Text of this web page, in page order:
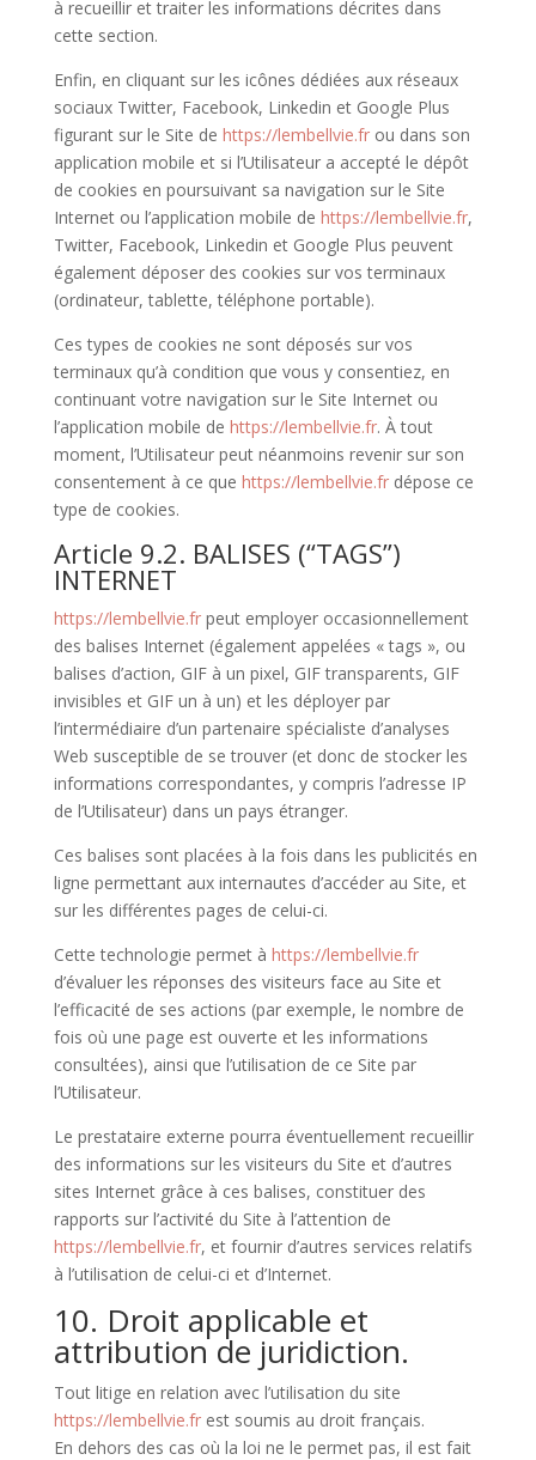
à recueillir et traiter les informations décrites dans
cette section.
Enfin, en cliquant sur les icônes dédiées aux réseaux
sociaux Twitter, Facebook, Linkedin et Google Plus
figurant sur le Site de https://lembellvie.frou dans son
application mobile et si l’Utilisateur a accepté le dépôt
de cookies en poursuivant sa navigation sur le Site
Internet ou l’application mobile de https://lembellvie.fr,
Twitter, Facebook, Linkedin et Google Plus peuvent
également déposer des cookies sur vos terminaux
(ordinateur, tablette, téléphone portable).
Ces types de cookies ne sont déposés sur vos
terminaux qu’à condition que vous y consentiez, en
continuant votre navigation sur le Site Internet ou
l’application mobile de https://lembellvie.fr. À tout
moment, l’Utilisateur peut néanmoins revenir sur son
consentement à ce que https://lembellvie.frdépose ce
type de cookies.
Article 9.2. BALISES (“TAGS”)
INTERNET
https://lembellvie.frpeut employer occasionnellement
des balises Internet (également appelées « tags », ou
balises d’action, GIF à un pixel, GIF transparents, GIF
invisibles et GIF un à un) et les déployer par
l’intermédiaire d’un partenaire spécialiste d’analyses
Web susceptible de se trouver (et donc de stocker les
informations correspondantes, y compris l’adresse IP
de l’Utilisateur) dans un pays étranger.
Ces balises sont placées à la fois dans les publicités en
ligne permettant aux internautes d’accéder au Site, et
sur les différentes pages de celui-ci.
Cette technologie permet à https://lembellvie.fr
d’évaluer les réponses des visiteurs face au Site et
l’efficacité de ses actions (par exemple, le nombre de
fois où une page est ouverte et les informations
consultées), ainsi que l’utilisation de ce Site par
l’Utilisateur.
Le prestataire externe pourra éventuellement recueillir
des informations sur les visiteurs du Site et d’autres
sites Internet grâce à ces balises, constituer des
rapports sur l’activité du Site à l’attention de
https://lembellvie.fr, et fournir d’autres services relatifs
à l’utilisation de celui-ci et d’Internet.
10. Droit applicable et
attribution de juridiction.
Tout litige en relation avec l’utilisation du site
https://lembellvie.frest soumis au droit français.
En dehors des cas où la loi ne le permet pas, il est fait